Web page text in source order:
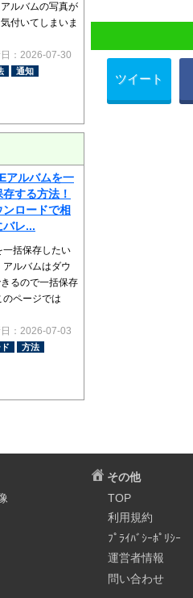
ルバムの写真が
付いてしまいま
：2026-07-30
通知
アルバムを一
する方法！
ンロードで相
バレ...
一括保存したい
ルバムはダウ
るので一括保存
のページでは
：2026-07-03
方法
ツイート
その他
TOP
利用規約
ﾌﾟﾗｲﾊﾞｼｰﾎﾟﾘｼｰ
運営者情報
問い合わせ